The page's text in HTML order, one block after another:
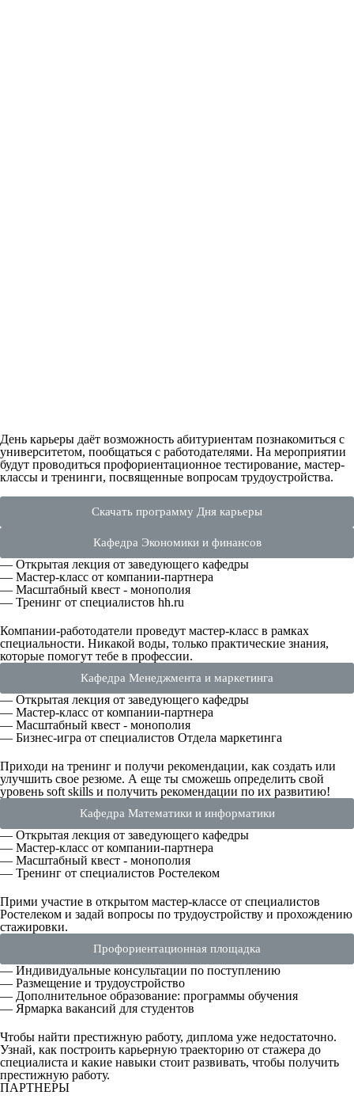
День карьеры даёт возможность абитуриентам познакомиться с
университетом, пообщаться с работодателями. На мероприятии
будут проводиться профориентационное тестирование, мастер-
классы и тренинги, посвященные вопросам трудоустройства.
Скачать программу Дня карьеры
Кафедра Экономики и финансов
— Открытая лекция от заведующего кафедры
— Мастер-класс от компании-партнера
— Масштабный квест - монополия
— Тренинг от специалистов hh.ru
Компании-работодатели проведут мастер-класс в рамках
специальности. Никакой воды, только практические знания,
которые помогут тебе в профессии.
Кафедра Менеджмента и маркетинга
— Открытая лекция от заведующего кафедры
— Мастер-класс от компании-партнера
— Масштабный квест - монополия
— Бизнес-игра от специалистов Отдела маркетинга
Приходи на тренинг и получи рекомендации, как создать или
улучшить свое резюме. А еще ты сможешь определить свой
уровень soft skills и получить рекомендации по их развитию!
Кафедра Математики и информатики
— Открытая лекция от заведующего кафедры
— Мастер-класс от компании-партнера
— Масштабный квест - монополия
— Тренинг от специалистов Ростелеком
Прими участие в открытом мастер-классе от специалистов
Ростелеком и задай вопросы по трудоустройству и прохождению
стажировки.
Профориентационная площадка
— Индивидуальные консультации по поступлению
— Размещение и трудоустройство
— Дополнительное образование: программы обучения
— Ярмарка вакансий для студентов
Чтобы найти престижную работу, диплома уже недостаточно.
Узнай, как построить карьерную траекторию от стажера до
специалиста и какие навыки стоит развивать, чтобы получить
престижную работу.
ПАРТНЕРЫ